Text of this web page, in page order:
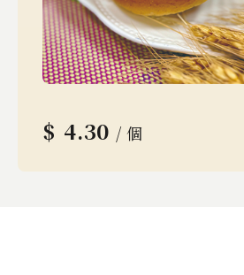
$ 4.30 / 個